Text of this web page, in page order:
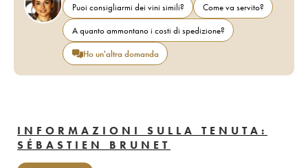
Puoi consigliarmi dei vini simili?
Come va servito?
A quanto ammontano i costi di spedizione?
Ho un'altra domanda
INFORMAZIONI SULLA TENUTA:
SÉBASTIEN BRUNET